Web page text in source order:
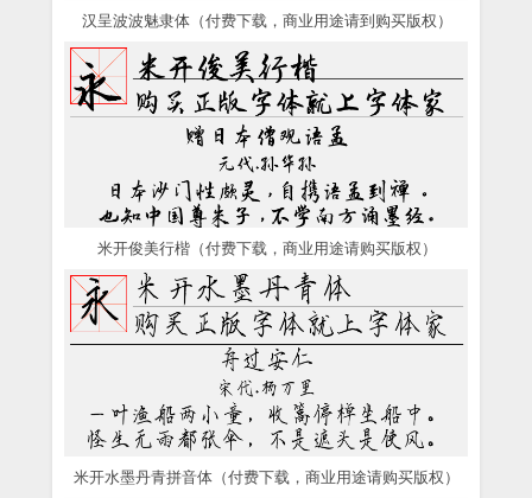
汉呈波波魅隶体（付费下载，商业用途请到购买版权）
米开俊美行楷（付费下载，商业用途请购买版权）
米开水墨丹青拼音体（付费下载，商业用途请购买版权）